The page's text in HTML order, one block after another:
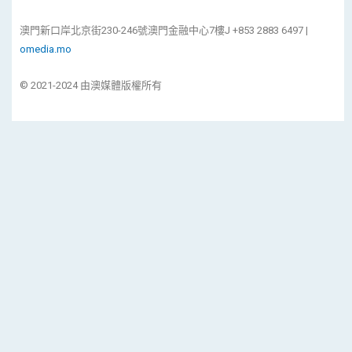
澳門新口岸北京街230-246號澳門金融中心7樓J +853 2883 6497 |
omedia.mo
© 2021-2024 由澳媒體版權所有